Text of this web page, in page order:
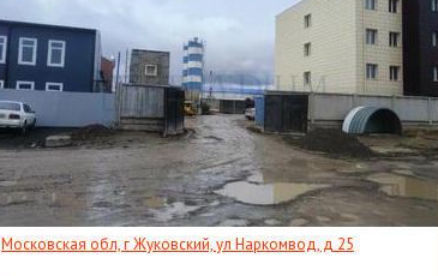
Московская обл, г Жуковский, ул Наркомвод, д 25